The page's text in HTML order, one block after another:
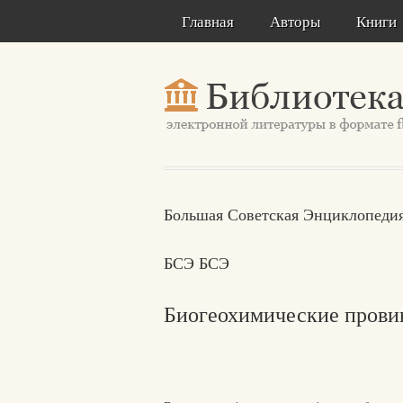
Главная Авторы Книги
Большая Советская
БСЭ БСЭ
Биогеохимические